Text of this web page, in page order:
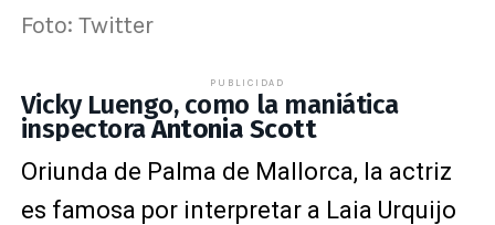
Foto: Twitter
PUBLICIDAD
Vicky Luengo, como la maniática
inspectoraAntonia Scott
Oriunda de Palma de Mallorca, la actriz
es famosa por interpretar a Laia Urquijo